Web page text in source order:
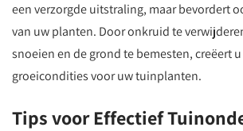
een verzorgde uitstraling, maar bevordert
van uw planten. Door onkruid te
snoeien en de grond te bemesten, creëert
groeicondities voor uw tuinplanten.
Tips voor Effectief